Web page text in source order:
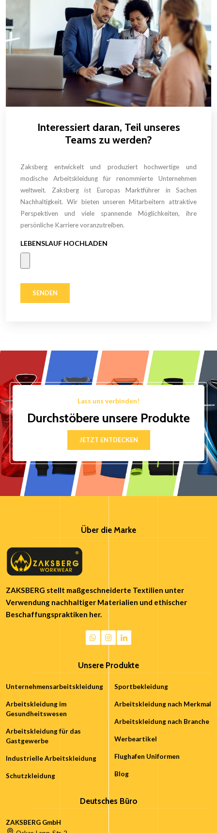
Interessiert daran, Teil unseres
Teams zu werden?
Zaksberg entwickelt und produziert hochwertige und
modische Arbeitskleidung für renommierte Unternehmen
weltweit. Zaksberg ist Europas Marktführer in Sachen
Nachhaltigkeit. Wir bieten unseren Mitarbeitern attraktive
Perspektiven und viele spannende Möglichkeiten, ihre
persönliche Karriere voranzutreiben.
LEBENSLAUF HOCHLADEN
SENDEN
Lass uns verbinden!
Durchstöbere unsere Produkte
JETZT ENTDECKEN
Über die Marke
ZAKSBERG stellt maßgeschneiderte Textilien unter
Verwendung nachhaltiger Materialien und ethischer
Beschaffungspraktiken her.
Unsere Produkte
Unternehmensarbeitskleidung
Arbeitskleidung im
Gesundheitswesen
Arbeitskleidung für das
Gastgewerbe
Industrielle Arbeitskleidung
Schutzkleidung
Sportbekleidung
Arbeitskleidung nach Merkmal
Arbeitskleidung nach Branche
Werbeartikel
Flughafen Uniformen
Blog
Deutsches Büro
ZAKSBERG GmbH